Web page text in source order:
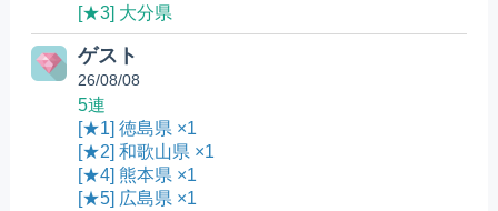
[★3] 大分県
ゲスト
26/08/08
5連
[★1] 徳島県 ×1
[★2] 和歌山県 ×1
[★4] 熊本県 ×1
[★5] 広島県 ×1